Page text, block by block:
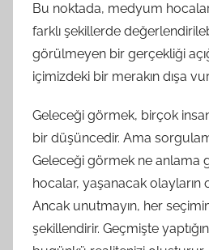
Bu noktada, medyum
farklı şekillerde
görülmeyen bir gerçekliği
içimizdeki bir merakın dışa
Geleceği görmek, birçok
bir düşüncedir. Ama
Geleceği görmek ne anlama
hocalar, yaşanacak olayların
Ancak unutmayın, her
şekillendirir. Geçmişte